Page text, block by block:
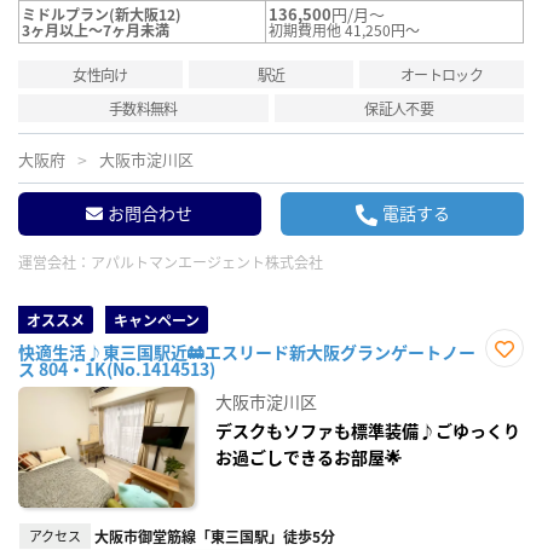
ミドルプラン(新大阪12)
3ヶ月以上～7ヶ月未満
136,500円/月～
初期費用他 41,250円～
女性向け 駅近
オートロック
手数料無料
保証人不要
大阪府 大阪市淀川区
お問合わせ 電話する
運営会社： アパルトマンエージェント株式会社
オススメ キャンペーン
快適生活♪東三国駅近🚋エスリード新大阪グランゲートノー
ス 804・1K(No.1414513)
録
大阪市淀川区
デスクもソファも標準装備♪ごゆっくり
お過ごしできるお部屋🌟
アクセス 大阪市御堂筋線「東三国駅」徒歩5分